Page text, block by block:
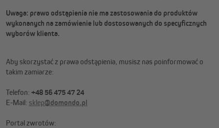
Uwaga: prawo odstąpienia nie ma zastosowania do produktów
wykonanych na zamówienie lub dostosowanych do specyficznych
wyborów klienta.
Aby skorzystać z prawa odstąpienia, musisz nas poinformować o
takim zamiarze:
Telefon: +48 56 475 47 24
E-Mail: sklep@domondo.pl
Portal zwrotów: